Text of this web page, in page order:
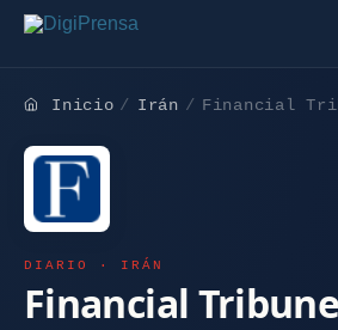
Inicio Irán Financial
DIARIO · IRÁN
Financial Tribune